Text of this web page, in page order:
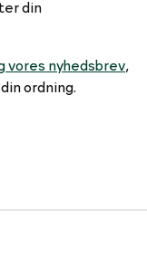
din
vores nyhedsbrev,
ordning.